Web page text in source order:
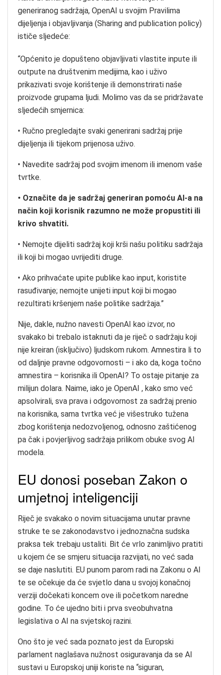
generiranog sadržaja, OpenAI u svojim Pravilima
dijeljenja i objavljivanja (Sharing and publication policy)
ističe sljedeće:
“Općenito je dopušteno objavljivati vlastite inpute ili
outpute na društvenim medijima, kao i uživo
prikazivati svoje korištenje ili demonstrirati naše
proizvode grupama ljudi. Molimo vas da se pridržavate
sljedećih smjernica:
• Ručno pregledajte svaki generirani sadržaj prije
dijeljenja ili tijekom prijenosa uživo.
• Navedite sadržaj pod svojim imenom ili imenom vaše
tvrtke.
• Označite da je sadržaj generiran pomoću AI-a na
način koji korisnik razumno ne može propustiti ili
krivo shvatiti.
• Nemojte dijeliti sadržaj koji krši našu politiku sadržaja
ili koji bi mogao uvrijediti druge.
• Ako prihvaćate upite publike kao input, koristite
rasuđivanje; nemojte unijeti input koji bi mogao
rezultirati kršenjem naše politike sadržaja.”
Nije, dakle, nužno navesti OpenAI kao izvor, no
svakako bi trebalo istaknuti da je riječ o sadržaju koji
nije kreiran (isključivo) ljudskom rukom. Amnestira li to
od daljnje pravne odgovornosti – i ako da, koga točno
amnestira – korisnika ili OpenAI? To ostaje pitanje za
milijun dolara. Naime, iako je OpenAI , kako smo već
apsolvirali, sva prava i odgovornost za sadržaj prenio
na korisnika, sama tvrtka već je višestruko tužena
zbog korištenja nedozvoljenog, odnosno zaštićenog
pa čak i povjerljivog sadržaja prilikom obuke svog AI
modela.
EU donosi poseban Zakon o
umjetnoj inteligenciji
Riječ je svakako o novim situacijama unutar pravne
struke te se zakonodavstvo i jednoznačna sudska
praksa tek trebaju ustaliti. Bit će vrlo zanimljivo pratiti
u kojem će se smjeru situacija razvijati, no već sada
se daje naslutiti. EU punom parom radi na Zakonu o AI
te se očekuje da će svjetlo dana u svojoj konačnoj
verziji dočekati koncem ove ili početkom naredne
godine. To će ujedno biti i prva sveobuhvatna
legislativa o AI na svjetskoj razini.
Ono što je već sada poznato jest da Europski
parlament naglašava nužnost osiguravanja da se AI
sustavi u Europskoj uniji koriste na “siguran,